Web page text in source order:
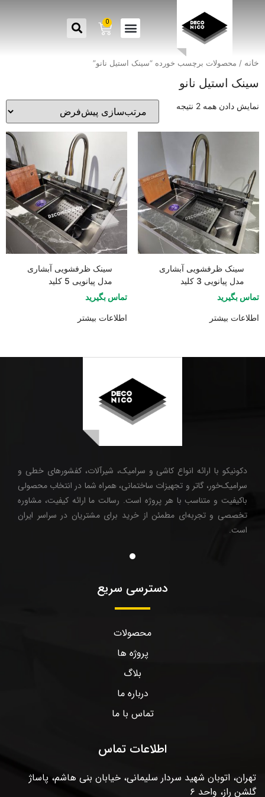
0
خانه / محصولات برچسب خورده “سینک استیل نانو”
سینک استیل نانو
نمایش دادن همه 2 نتیجه
سینک ظرفشویی آبشاری
مدل پیانویی 3 کلید
تماس بگیرید
اطلاعات بیشتر
سینک ظرفشویی آبشاری
مدل پیانویی 5 کلید
تماس بگیرید
اطلاعات بیشتر
دکونیکو با ارائه انواع کاشی و سرامیک، شیرآلات، کفشورهای خطی و
سرامیک‌خور، گاتر و تجهیزات ساختمانی، همراه شما در انتخاب محصولی
باکیفیت و متناسب با هر پروژه است. رسالت ما ارائه کیفیت، مشاوره
تخصصی و تجربه‌ای مطمئن از خرید برای مشتریان در سراسر ایران
است.
دسترسی سریع
محصولات
پروژه ها
بلاگ
درباره ما
تماس با ما
اطلاعات تماس
تهران، اتوبان شهید سردار سلیمانی، خیابان بنی هاشم، پاساژ
گلشن راز، واحد ۶